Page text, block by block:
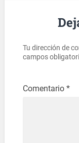
Tu dirección de
campos
Comentario *